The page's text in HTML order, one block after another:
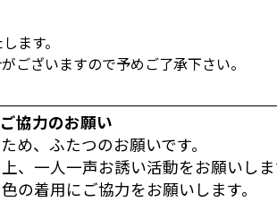
ます。
ございますので予めご了承下さい。
協力のお願い
め、ふたつのお願いです。
一人一声お誘い活動をお願いしま
着用にご協力をお願いします。